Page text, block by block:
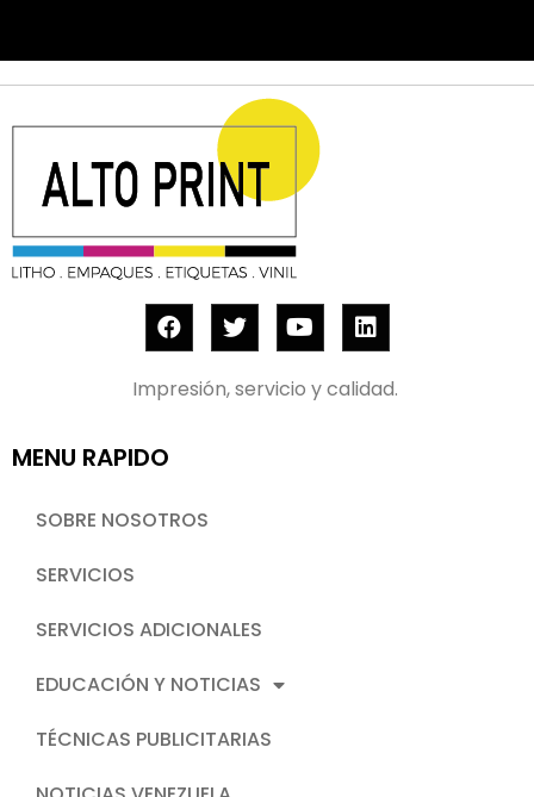
Impresión, servicio y calidad.
MENU RAPIDO
SOBRE NOSOTROS
SERVICIOS
SERVICIOS ADICIONALES
EDUCACIÓN Y NOTICIAS
TÉCNICAS PUBLICITARIAS